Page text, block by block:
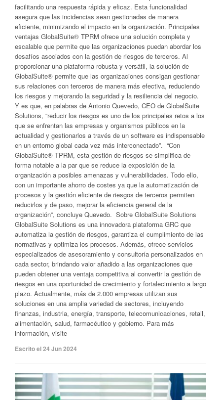
facilitando una respuesta rápida y eficaz. Esta funcionalidad
asegura que las incidencias sean gestionadas de manera
eficiente, minimizando el impacto en la organización. Principales
ventajas GlobalSuite® TPRM ofrece una solución completa y
escalable que permite que las organizaciones puedan abordar los
desafíos asociados con la gestión de riesgos de terceros. Al
proporcionar una plataforma robusta y versátil, la solución de
GlobalSuite® permite que las organizaciones consigan gestionar
sus relaciones con terceros de manera más efectiva, reduciendo
los riesgos y mejorando la seguridad y la resiliencia del negocio.
Y es que, en palabras de Antonio Quevedo, CEO de GlobalSuite
Solutions, “reducir los riesgos es uno de los principales retos a los
que se enfrentan las empresas y organismos públicos en la
actualidad y gestionarlos a través de un software es indispensable
en un entorno global cada vez más interconectado”. “Con
GlobalSuite® TPRM, esta gestión de riesgos se simplifica de
forma notable a la par que se reduce la exposición de la
organización a posibles amenazas y vulnerabilidades. Todo ello,
con un importante ahorro de costes ya que la automatización de
procesos y la gestión eficiente de riesgos de terceros permiten
reducirlos y de paso, mejorar la eficiencia general de la
organización”, concluye Quevedo. Sobre GlobalSuite Solutions
GlobalSuite Solutions es una innovadora plataforma GRC que
automatiza la gestión de riesgos, garantiza el cumplimiento de las
normativas y optimiza los procesos. Además, ofrece servicios
especializados de asesoramiento y consultoría personalizados en
cada sector, brindando valor añadido a las organizaciones que
pueden obtener una ventaja competitiva al convertir la gestión de
riesgos en una oportunidad de crecimiento y fortalecimiento a largo
plazo. Actualmente, más de 2.000 empresas utilizan sus
soluciones en una amplia variedad de sectores, incluyendo
finanzas, industria, energía, transporte, telecomunicaciones, retail,
alimentación, salud, farmacéutico y gobierno. Para más
información, visite
Escrito el 24 Jun 2024